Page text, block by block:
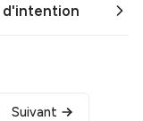
d'intention
Suivant